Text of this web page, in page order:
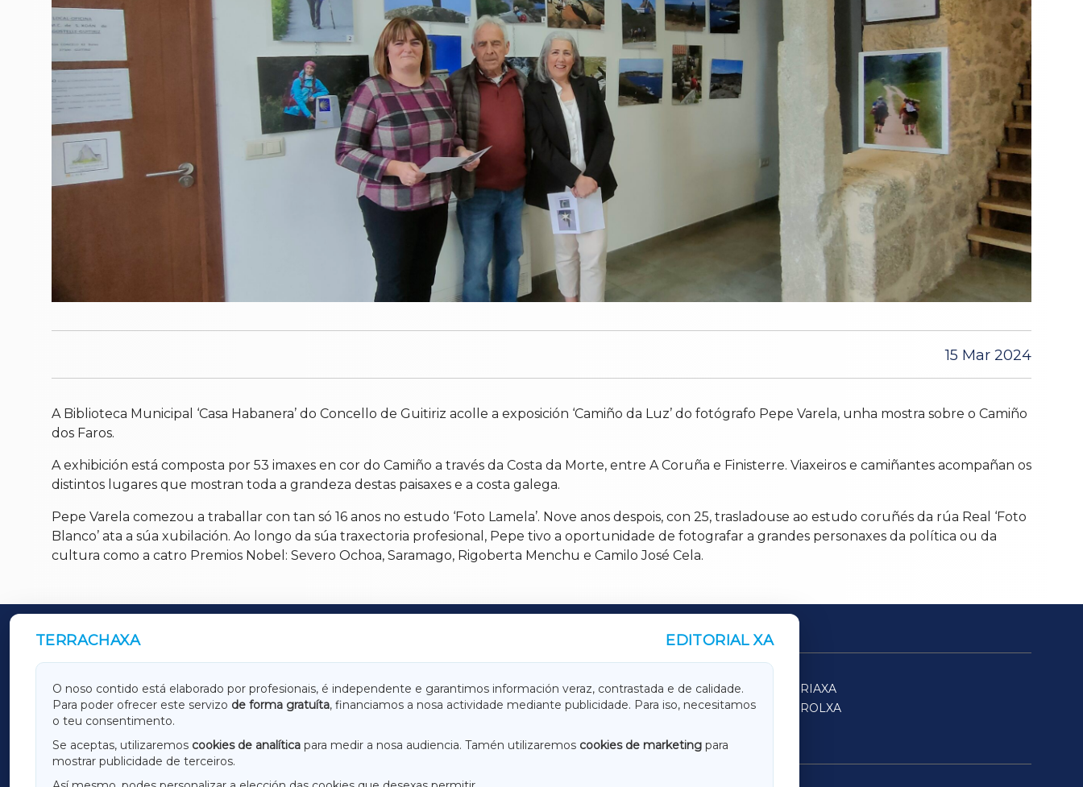
15 Mar 2024
A Biblioteca Municipal ‘Casa Habanera’ do Concello de Guitiriz acolle a exposición ‘Camiño da Luz’ do fotógrafo Pepe Varela, unha mostra sobre o Camiño
dos Faros.
A exhibición está composta por 53 imaxes en cor do Camiño a través da Costa da Morte, entre A Coruña e Finisterre. Viaxeiros e camiñantes acompañan os
distintos lugares que mostran toda a grandeza destas paisaxes e a costa galega.
Pepe Varela comezou a traballar con tan só 16 anos no estudo ‘Foto Lamela’. Nove anos despois, con 25, trasladouse ao estudo coruñés da rúa Real ‘Foto
Blanco’ ata a súa xubilación. Ao longo da súa traxectoria profesional, Pepe tivo a oportunidade de fotografar a grandes personaxes da política ou da
cultura como a catro Premios Nobel: Severo Ochoa, Saramago, Rigoberta Menchu e Camilo José Cela.
TERRACHAXA EDITORIAL XA
O noso contido está elaborado por profesionais, é independente e garantimos información veraz, contrastada e de calidade.
Para poder ofrecer este servizo de forma gratuíta, financiamos a nosa actividade mediante publicidade. Para iso, necesitamos
o teu consentimento.
Se aceptas, utilizaremos cookies de analítica para medir a nosa audiencia. Tamén utilizaremos cookies de marketing para
mostrar publicidade de terceiros.
OUTROS PERIÓDICOS
GALICIAXA LUGOXA TERRACHAXA
SARRIAXA
AMARIÑAXA
RIBEIRASACRAXA ACORUÑAXA
FERROLXA
OURENSEXA